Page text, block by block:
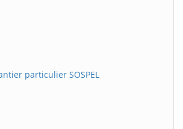
particulier SOSPEL